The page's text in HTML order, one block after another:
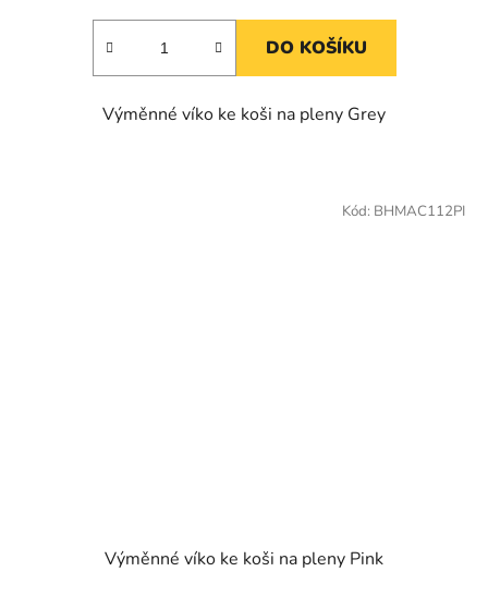
DO KOŠÍKU
Výměnné víko ke koši na pleny Grey
Výměnné víko ke koši na pleny Pink
Kód: BHMAC112PI